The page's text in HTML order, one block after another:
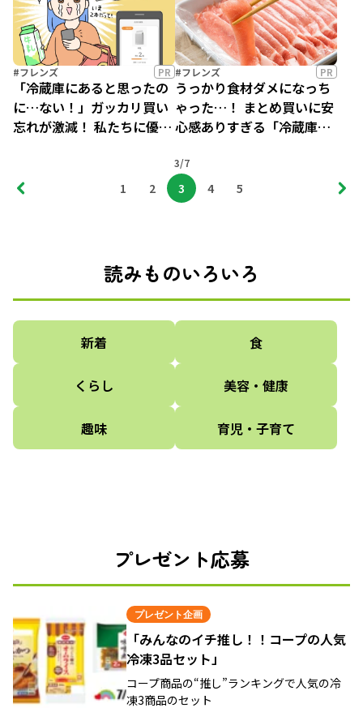
PR
#フレンズ
「冷蔵庫にあると思ったの
に…ない！」ガッカリ買い
忘れが激減！ 私たちに優し
PR
#フレンズ
うっかり食材ダメになっち
ゃった…！ まとめ買いに安
心感ありすぎる「冷蔵庫」
た】
3/7
1 2 3 4 5
読みものいろいろ
新着 食
くらし 美容・健康
趣味 育児・子育て
プレゼント応募
プレゼント企画
「みんなのイチ推し！！コープの人気
冷凍3品セット」
コープ商品の“推し”ランキングで人気の冷
凍3商品のセット